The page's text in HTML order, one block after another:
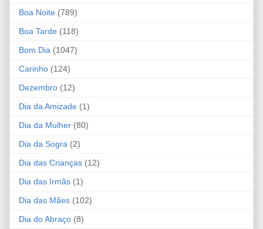
Boa Noite (789)
Boa Tarde (118)
Bom Dia (1047)
Carinho (124)
Dezembro (12)
Dia da Amizade (1)
Dia da Mulher (80)
Dia da Sogra (2)
Dia das Crianças (12)
Dia das Irmãs (1)
Dia das Mães (102)
Dia do Abraço (8)